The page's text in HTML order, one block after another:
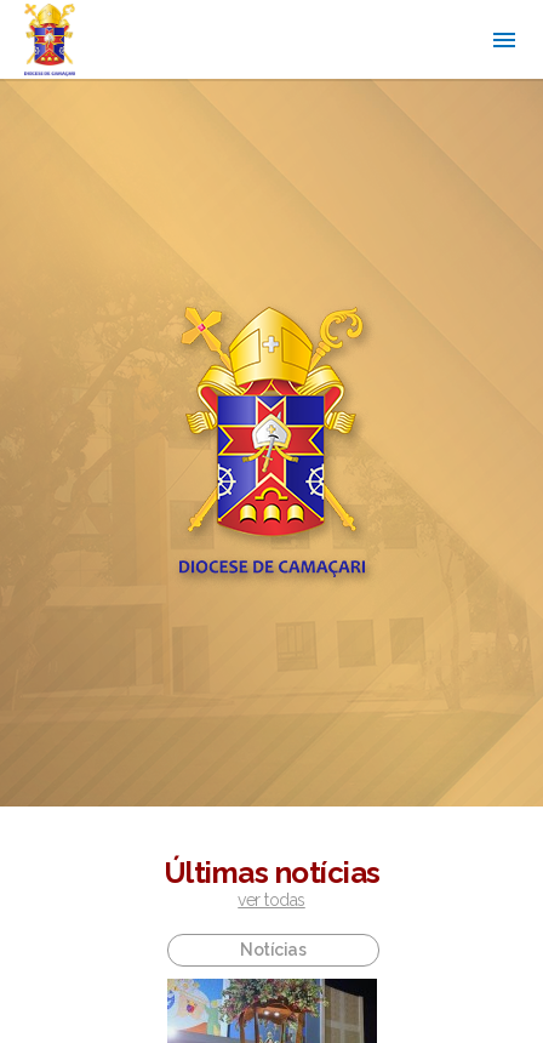
Senhora da Boa
Viagem celebra 45
anos de criação com
festa da padroeira
em Dias d'Ávila
leia mais
03.08.2026
Fórum das
Juventudes reúne
lideranças da Diocese
espiritualidade
Últimas notícias
ver todas
Notícias